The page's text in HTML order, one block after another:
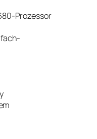
Prozessor